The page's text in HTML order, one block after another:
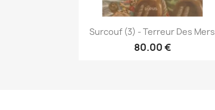
 نظرة سريعة
Surcouf (3) - Terreur Des Mers
80.00 €